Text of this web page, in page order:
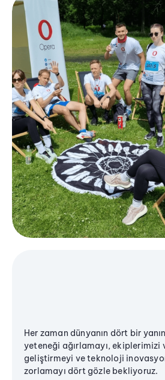
Her zaman dünyanın dört bir
yeteneği ağırlamayı, ekiplerimizi
geliştirmeyi ve teknoloji
zorlamayı dört gözle bekliyoruz.